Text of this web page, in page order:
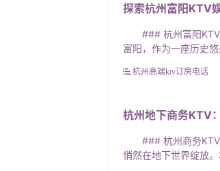
还可以！还会再来
麻烦啊！整体体
探索杭州富阳KTV
### 杭州富阳KTV
富阳，作为一座历史
杭州高端ktv订房电话
杭州地下商务KTV
### 杭州商务KTV在
悄然在地下世界绽放